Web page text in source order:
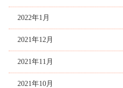
2022年1月
2021年12月
2021年11月
2021年10月